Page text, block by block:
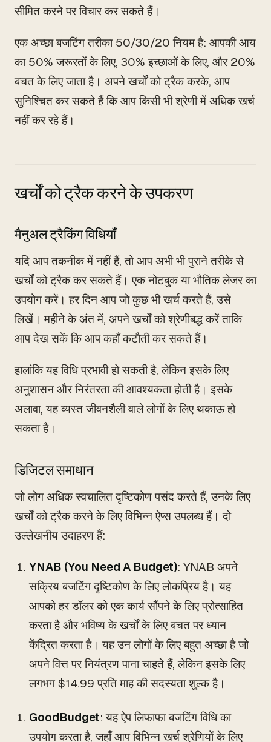
सीमित करने पर विचार कर सकते हैं।
एक अच्छा बजटिंग तरीका 50/30/20 नियम है: आपकी आय
का 50% जरूरतों के लिए, 30% इच्छाओं के लिए, और 20%
बचत के लिए जाता है। अपने खर्चों को ट्रैक करके, आप
सुनिश्चित कर सकते हैं कि आप किसी भी श्रेणी में अधिक खर्च
नहीं कर रहे हैं।
खर्चों को ट्रैक करने के उपकरण
मैनुअल ट्रैकिंग विधियाँ
यदि आप तकनीक में नहीं हैं, तो आप अभी भी पुराने तरीके से
खर्चों को ट्रैक कर सकते हैं। एक नोटबुक या भौतिक लेजर का
उपयोग करें। हर दिन आप जो कुछ भी खर्च करते हैं, उसे
लिखें। महीने के अंत में, अपने खर्चों को श्रेणीबद्ध करें ताकि
आप देख सकें कि आप कहाँ कटौती कर सकते हैं।
हालांकि यह विधि प्रभावी हो सकती है, लेकिन इसके लिए
अनुशासन और निरंतरता की आवश्यकता होती है। इसके
अलावा, यह व्यस्त जीवनशैली वाले लोगों के लिए थकाऊ हो
सकता है।
डिजिटल समाधान
जो लोग अधिक स्वचालित दृष्टिकोण पसंद करते हैं, उनके लिए
खर्चों को ट्रैक करने के लिए विभिन्न ऐप्स उपलब्ध हैं। दो
उल्लेखनीय उदाहरण हैं:
YNAB (You Need A Budget): YNAB अपने
सक्रिय बजटिंग दृष्टिकोण के लिए लोकप्रिय है। यह
आपको हर डॉलर को एक कार्य सौंपने के लिए प्रोत्साहित
करता है और भविष्य के खर्चों के लिए बचत पर ध्यान
केंद्रित करता है। यह उन लोगों के लिए बहुत अच्छा है जो
अपने वित्त पर नियंत्रण पाना चाहते हैं, लेकिन इसके लिए
लगभग $14.99 प्रति माह की सदस्यता शुल्क है।
GoodBudget: यह ऐप लिफाफा बजटिंग विधि का
उपयोग करता है, जहाँ आप विभिन्न खर्च श्रेणियों के लिए